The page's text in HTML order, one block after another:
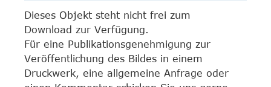
Dieses Objekt steht nicht frei zum
Download zur Verfügung.
Für eine Publikationsgenehmigung zur
Veröffentlichung des Bildes in einem
Druckwerk, eine allgemeine Anfrage oder